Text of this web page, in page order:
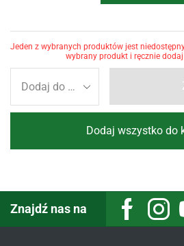
Jeden z wybranych produktów jest
wybrany produkt i ręcznie
Dodaj wszystko do
Znajdź nas na